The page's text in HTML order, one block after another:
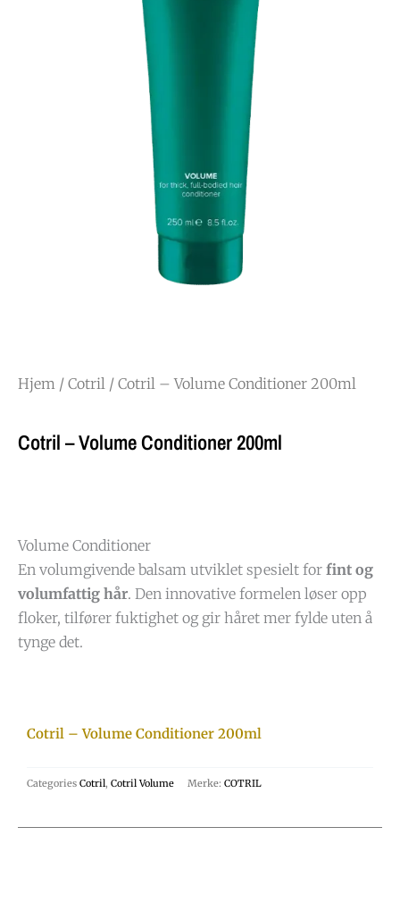
Hjem / Cotril / Cotril – Volume Conditioner 200ml
Cotril – Volume Conditioner 200ml
Volume Conditioner
En volumgivende balsam utviklet spesielt for fint og
volumfattig hår. Den innovative formelen løser opp
floker, tilfører fuktighet og gir håret mer fylde uten å
tynge det.
Cotril – Volume Conditioner 200ml
Categories Cotril, Cotril Volume Merke: COTRIL